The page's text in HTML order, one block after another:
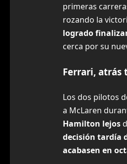
primeras
rozando la
logrado
cerca por su
Ferrari, atrás
Los dos pilotos
a McLaren
Hamilton lejos
decisión tardía
acabasen en